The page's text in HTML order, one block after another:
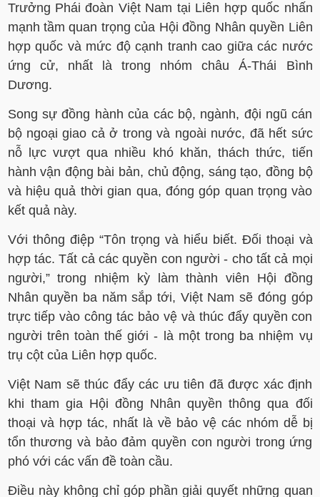
Trưởng Phái đoàn Việt Nam tại Liên hợp quốc nhấn
mạnh tầm quan trọng của Hội đồng Nhân quyền Liên
hợp quốc và mức độ cạnh tranh cao giữa các nước
ứng cử, nhất là trong nhóm châu Á-Thái Bình
Dương.
Song sự đồng hành của các bộ, ngành, đội ngũ cán
bộ ngoại giao cả ở trong và ngoài nước, đã hết sức
nỗ lực vượt qua nhiều khó khăn, thách thức, tiến
hành vận động bài bản, chủ động, sáng tạo, đồng bộ
và hiệu quả thời gian qua, đóng góp quan trọng vào
kết quả này.
Với thông điệp “Tôn trọng và hiểu biết. Đối thoại và
hợp tác. Tất cả các quyền con người - cho tất cả mọi
người,” trong nhiệm kỳ làm thành viên Hội đồng
Nhân quyền ba năm sắp tới, Việt Nam sẽ đóng góp
trực tiếp vào công tác bảo vệ và thúc đẩy quyền con
người trên toàn thế giới - là một trong ba nhiệm vụ
trụ cột của Liên hợp quốc.
Việt Nam sẽ thúc đẩy các ưu tiên đã được xác định
khi tham gia Hội đồng Nhân quyền thông qua đối
thoại và hợp tác, nhất là về bảo vệ các nhóm dễ bị
tổn thương và bảo đảm quyền con người trong ứng
phó với các vấn đề toàn cầu.
Điều này không chỉ góp phần giải quyết những quan